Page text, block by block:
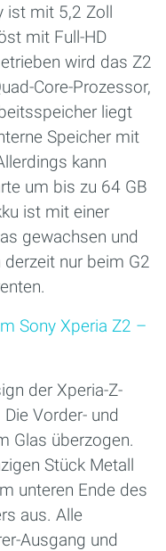
ist mit 5,2 Zoll
mit Full-HD
wird das Z2
Core-Prozessor,
liegt
Speicher mit
kann
um bis zu 64 GB
ist mit einer
gewachsen und
nur beim G2
Sony Xperia Z2 –
der Xperia-Z-
Vorder- und
Glas überzogen.
Stück Metall
unteren Ende des
aus. Alle
Ausgang und